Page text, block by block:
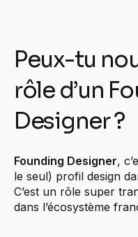
Peux-tu
rôle d’un
Designer ?
Founding Designer,
le seul) profil design
C’est un rôle super
dans l’écosystème